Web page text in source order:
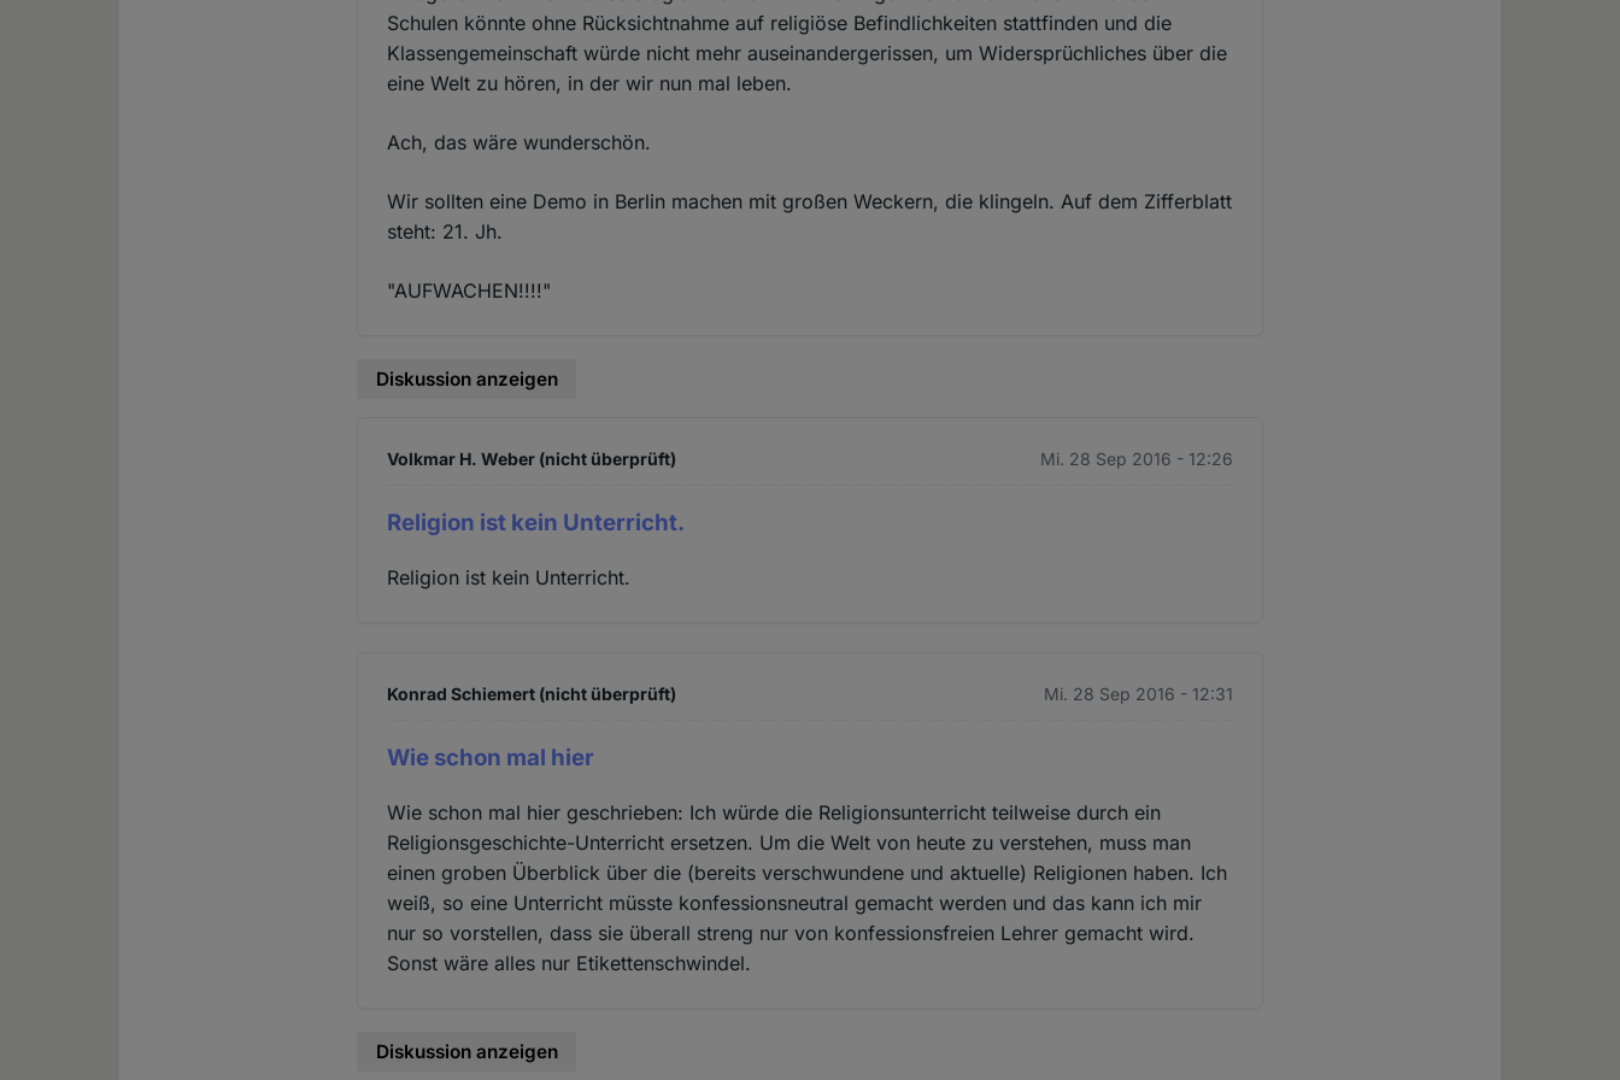
Schulen könnte ohne Rücksichtnahme auf religiöse Befindlichkeiten stattfinden und die
Klassengemeinschaft würde nicht mehr auseinandergerissen, um Widersprüchliches über die
eine Welt zu hören, in der wir nun mal leben.
Ach, das wäre wunderschön.
Wir sollten eine Demo in Berlin machen mit großen Weckern, die klingeln. Auf dem Zifferblatt
steht: 21. Jh.
"AUFWACHEN!!!!"
Diskussion anzeigen
Volkmar H. Weber (nicht überprüft) Mi. 28 Sep 2016 - 12:26
Religion ist kein Unterricht.
Religion ist kein Unterricht.
Konrad Schiemert (nicht überprüft) Mi. 28 Sep 2016 - 12:31
Wie schon mal hier
Wie schon mal hier geschrieben: Ich würde die Religionsunterricht teilweise durch ein
Religionsgeschichte-Unterricht ersetzen. Um die Welt von heute zu verstehen, muss man
einen groben Überblick über die (bereits verschwundene und aktuelle) Religionen haben. Ich
weiß, so eine Unterricht müsste konfessionsneutral gemacht werden und das kann ich mir
nur so vorstellen, dass sie überall streng nur von konfessionsfreien Lehrer gemacht wird.
Sonst wäre alles nur Etikettenschwindel.
Diskussion anzeigen